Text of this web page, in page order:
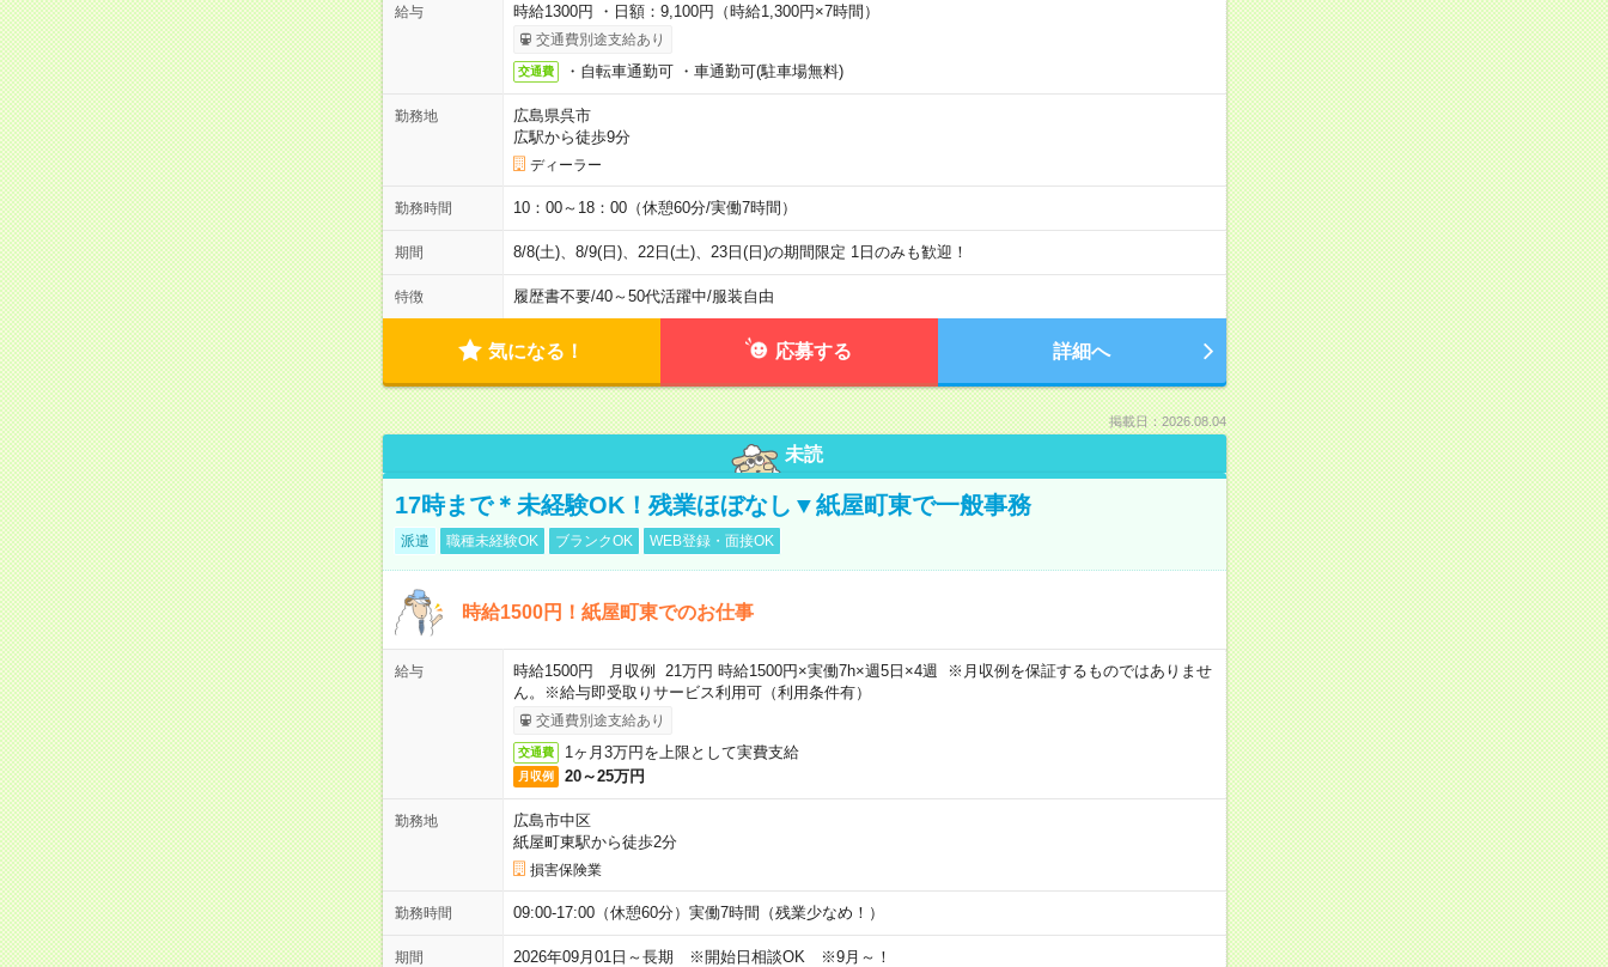
給与 時給1300円 ・日額：9,100円（時給1,300円×7時間）
交通費別途支給あり
交通費 ・自転車通勤可 ・車通勤可(駐車場無料)
勤務地
広島県呉市
広駅から徒歩9分
ディーラー
勤務時間 10：00～18：00（休憩60分/実働7時間）
期間 8/8(土)、8/9(日)、22日(土)、23日(日)の期間限定 1日のみも歓迎！
特徴 履歴書不要/40～50代活躍中/服装自由
気になる！ 応募する 詳細へ
掲載日：2026.08.04
未読
17時まで＊未経験OK！残業ほぼなし▼紙屋町東で一般事務
派遣 職種未経験OK ブランクOK WEB登録・面接OK
時給1500円！紙屋町東でのお仕事
給与
時給1500円 月収例 21万円 時給1500円×実働7h×週5日×4週 ※月収例を保証するものではありませ
ん。※給与即受取りサービス利用可（利用条件有）
交通費別途支給あり
交通費 1ヶ月3万円を上限として実費支給
月収例 20～25万円
勤務地
広島市中区
紙屋町東駅から徒歩2分
損害保険業
勤務時間 09:00-17:00（休憩60分）実働7時間（残業少なめ！）
期間 2026年09月01日～長期 ※開始日相談OK ※9月～！